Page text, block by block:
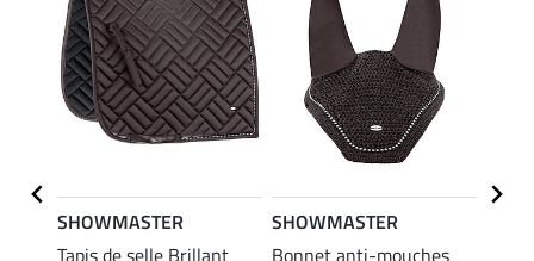
SHOWMASTER
Tapis de selle Brillant
SHOWMASTER
Bonnet anti-mouches